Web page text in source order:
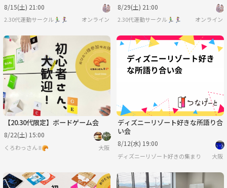
8/15(土) 21:00
2.30代運動サークル🏃‍♂️🏃‍♀️ オンライン
8/29(土) 21:00
2.30代運動サークル🏃‍♂️🏃‍♀️ オンライン
【20.30代限定】ボードゲーム会
8/22(土) 15:00
くろわっさん Ⅱ🥐 大阪
ディズニーリゾート好きな所語り合
い会
8/12(水) 19:00
ディズニーリゾート好きの集まり 大阪